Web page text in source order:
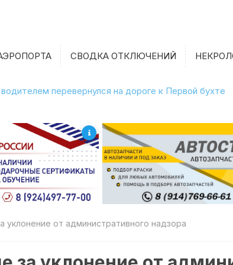
СВОДКА ОТКЛЮЧЕНИЙ
перевернулся на дороге к Первой бухте
уклонение от административного надзора